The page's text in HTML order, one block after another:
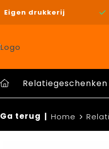
Eigen drukkerij
Relatiegeschenken
Ga terug Home